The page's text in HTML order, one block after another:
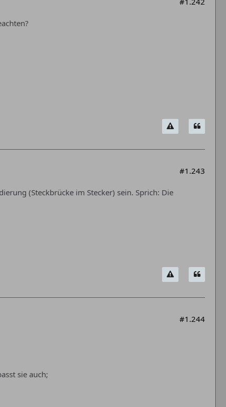
#1.243
(Steckbrücke im Stecker) sein. Sprich: Die
#1.244
sie auch;